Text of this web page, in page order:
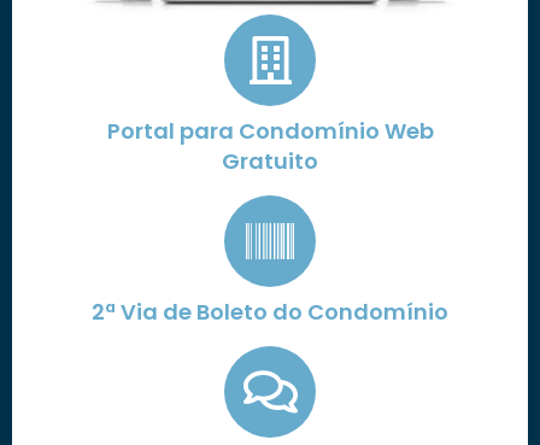
Portal para Condomínio Web
Gratuito
2ª Via de Boleto do Condomínio